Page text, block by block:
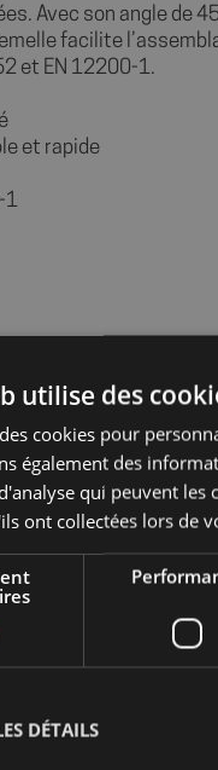
Avec son angle
facilite
et EN 12200-1.
et rapide
1
utilise des
cookies pour
également des
qui peuvent
ont collectées lors de
DÉTAILS